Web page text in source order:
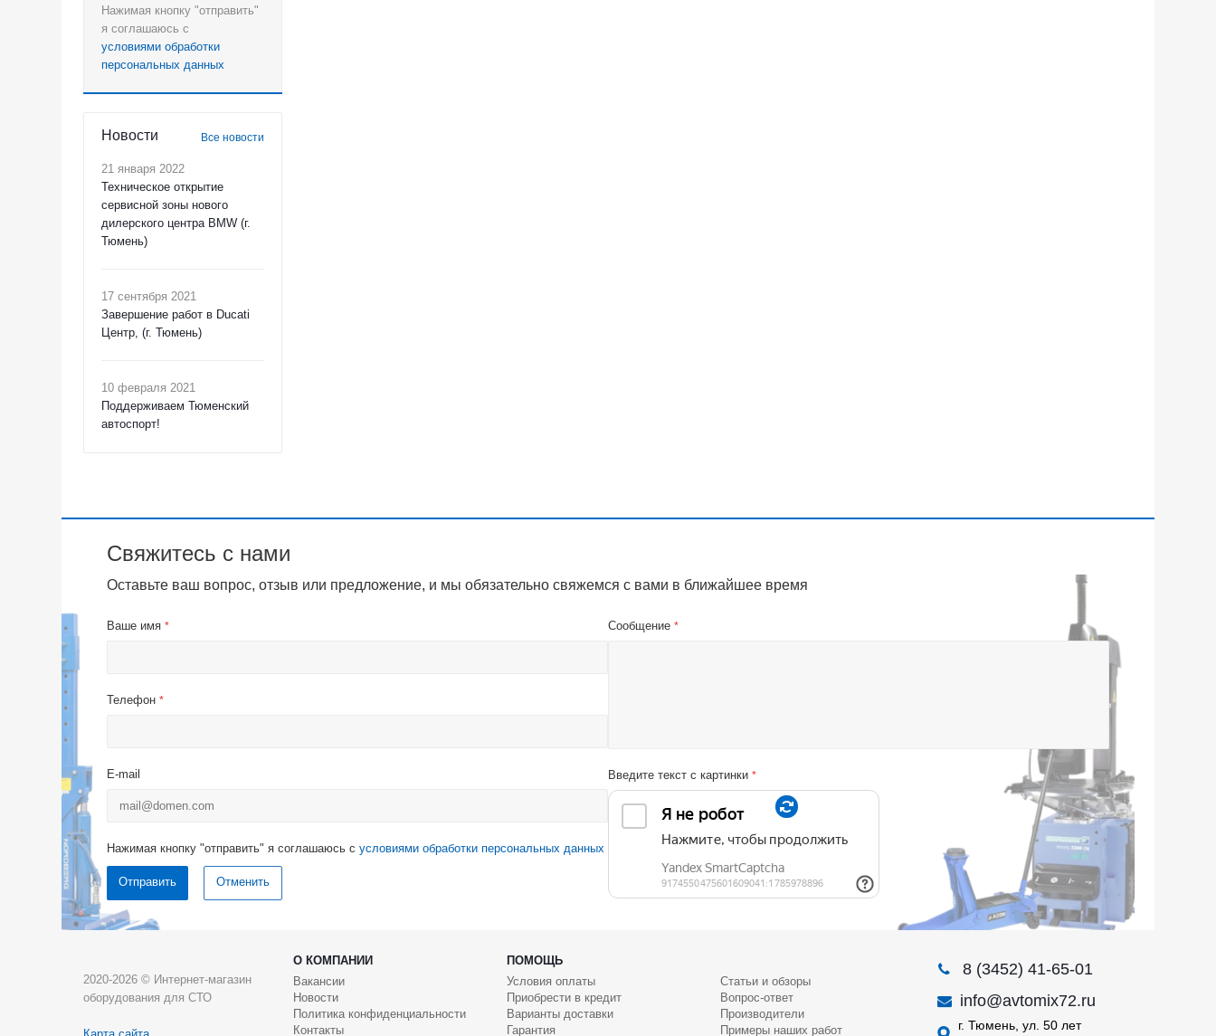
Нажимая кнопку "отправить"
я соглашаюсь с
условиями обработки
персональных данных
Новости Все новости
21 января 2022
Техническое открытие
сервисной зоны нового
дилерского центра BMW (г.
Тюмень)
17 сентября 2021
Завершение работ в Ducati
Центр, (г. Тюмень)
10 февраля 2021
Поддерживаем Тюменский
автоспорт!
Свяжитесь с нами
Оставьте ваш вопрос, отзыв или предложение, и мы обязательно свяжемся с вами в ближайшее время
Ваше имя *
Телефон *
E-mail
Сообщение *
Введите текст с картинки *
Нажимая кнопку "отправить" я соглашаюсь с условиями обработки персональных данных
Отменить
2020-2026 © Интернет-магазин
оборудования для СТО
О КОМПАНИИ
ПОМОЩЬ
Вакансии
Новости
Политика конфиденциальности
Контакты
Условия оплаты
Приобрести в кредит
Варианты доставки
Гарантия
Статьи и обзоры
Вопрос-ответ
Производители
Примеры наших работ
8 (3452) 41-65-01
info@avtomix72.ru
г. Тюмень, ул. 50 лет